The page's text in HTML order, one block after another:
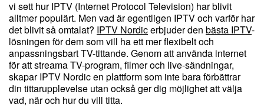
vi sett hur IPTV (Internet Protocol Television) har blivit
alltmer populärt. Men vad är egentligen IPTV och varför har
det blivit så omtalat? IPTV Nordicerbjuder den bästa IPTV-
lösningen för dem som vill ha ett mer flexibelt och
anpassningsbart TV-tittande. Genom att använda internet
för att streama TV-program, filmer och live-sändningar,
skapar IPTV Nordic en plattform som inte bara förbättrar
din tittarupplevelse utan också ger dig möjlighet att välja
vad, när och hur du vill titta.